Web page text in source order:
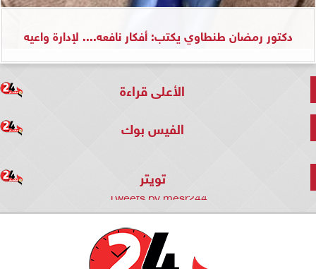
دكتور رمضان طنطاوي يكتب: أفكار نافعه.... لإدارة واعيه
الأعلى قراءة
الفيس بوك
تويتر
Tweets by mesr244